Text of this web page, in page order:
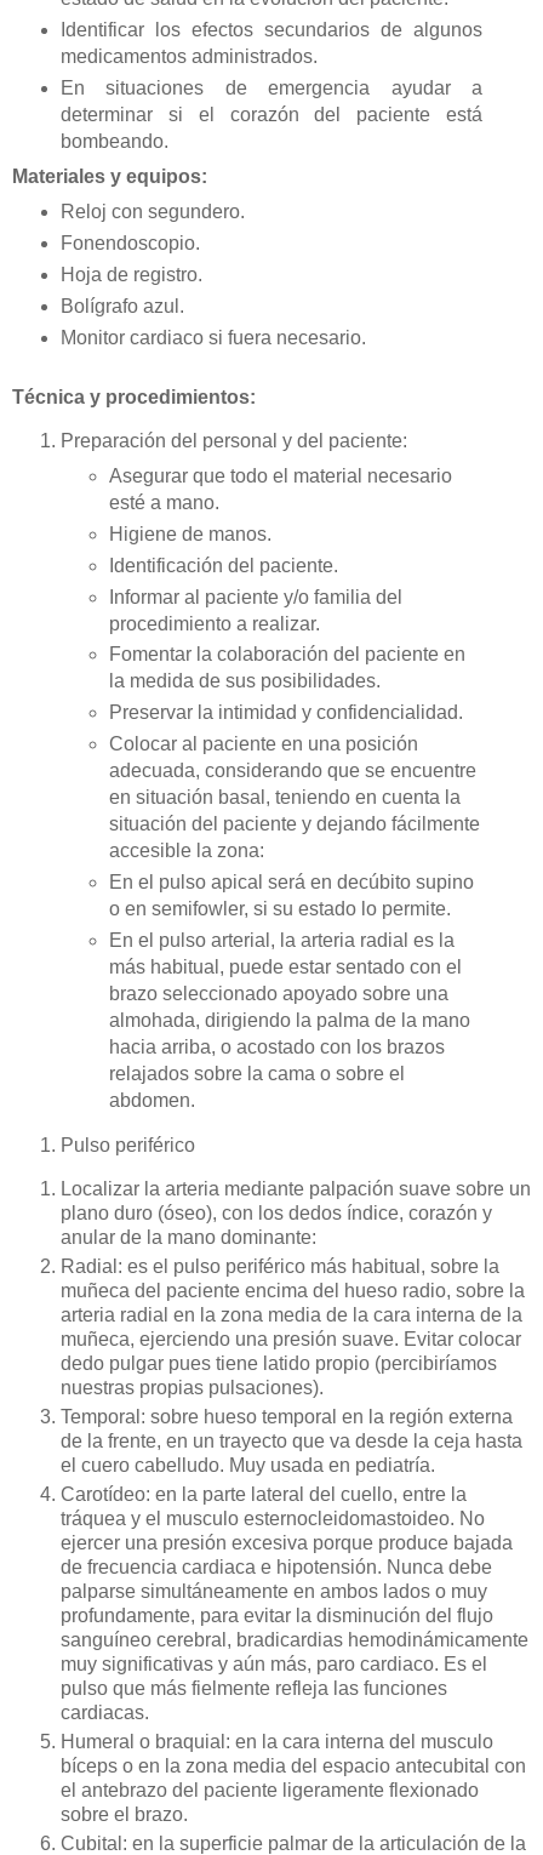
Identificar los efectos secundarios de algunos
medicamentos administrados.
En situaciones de emergencia ayudar a
determinar si el corazón del paciente está
bombeando.
Materiales y equipos:
Reloj con segundero.
Fonendoscopio.
Hoja de registro.
Bolígrafo azul.
Monitor cardiaco si fuera necesario.
Técnica y procedimientos:
Preparación del personal y del paciente:
Asegurar que todo el material necesario
esté a mano.
Higiene de manos.
Identificación del paciente.
Informar al paciente y/o familia del
procedimiento a realizar.
Fomentar la colaboración del paciente en
la medida de sus posibilidades.
Preservar la intimidad y confidencialidad.
Colocar al paciente en una posición
adecuada, considerando que se encuentre
en situación basal, teniendo en cuenta la
situación del paciente y dejando fácilmente
accesible la zona:
En el pulso apical será en decúbito supino
o en semifowler, si su estado lo permite.
En el pulso arterial, la arteria radial es la
más habitual, puede estar sentado con el
brazo seleccionado apoyado sobre una
almohada, dirigiendo la palma de la mano
hacia arriba, o acostado con los brazos
relajados sobre la cama o sobre el
abdomen.
Pulso periférico
Localizar la arteria mediante palpación suave sobre un
plano duro (óseo), con los dedos índice, corazón y
anular de la mano dominante:
Radial: es el pulso periférico más habitual, sobre la
muñeca del paciente encima del hueso radio, sobre la
arteria radial en la zona media de la cara interna de la
muñeca, ejerciendo una presión suave. Evitar colocar
dedo pulgar pues tiene latido propio (percibiríamos
nuestras propias pulsaciones).
Temporal: sobre hueso temporal en la región externa
de la frente, en un trayecto que va desde la ceja hasta
el cuero cabelludo. Muy usada en pediatría.
Carotídeo: en la parte lateral del cuello, entre la
tráquea y el musculo esternocleidomastoideo. No
ejercer una presión excesiva porque produce bajada
de frecuencia cardiaca e hipotensión. Nunca debe
palparse simultáneamente en ambos lados o muy
profundamente, para evitar la disminución del flujo
sanguíneo cerebral, bradicardias hemodinámicamente
muy significativas y aún más, paro cardiaco. Es el
pulso que más fielmente refleja las funciones
cardiacas.
Humeral o braquial: en la cara interna del musculo
bíceps o en la zona media del espacio antecubital con
el antebrazo del paciente ligeramente flexionado
sobre el brazo.
Cubital: en la superficie palmar de la articulación de la